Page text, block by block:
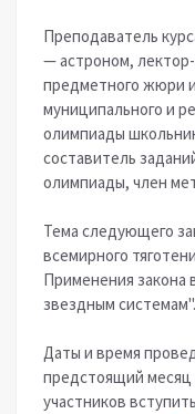
Преподаватель
— астроном,
предметного жюри
муниципального и
олимпиады
составитель
олимпиады, член
Тема следующего
всемирного
Применения закона
звездным системам".
Даты и время
предстоящий месяц
участников